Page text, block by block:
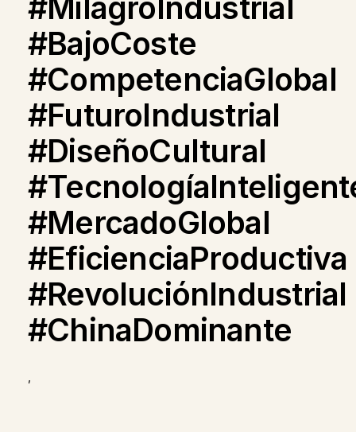
#BajoCoste
#CompetenciaGlobal
#FuturoIndustrial
#DiseñoCultural
#MercadoGlobal
#EficienciaProductiva
#RevoluciónIndustrial
#ChinaDominante
,